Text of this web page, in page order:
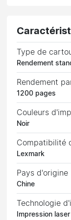
Type de
Rendement
Rendement
1200 pages
Couleurs
Noir
Compatibilité
Lexmark
Pays d'origine
Chine
Technologie
Impression laser